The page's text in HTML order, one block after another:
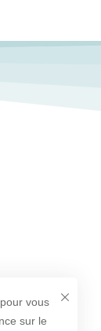
vous
sur le